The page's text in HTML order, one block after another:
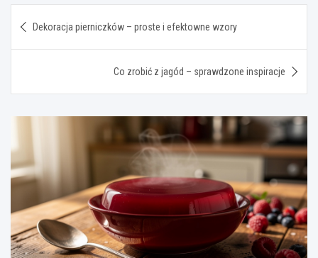
wpisu
Dekoracja pierniczków – proste i efektowne wzory
Co zrobić z jagód – sprawdzone inspiracje